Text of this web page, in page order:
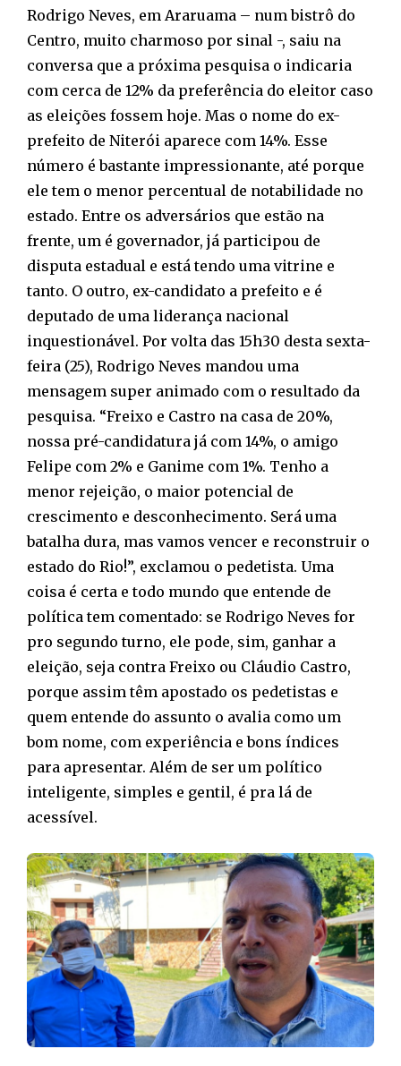
Rodrigo Neves, em Araruama – num bistrô do
Centro, muito charmoso por sinal -, saiu na
conversa que a próxima pesquisa o indicaria
com cerca de 12% da preferência do eleitor caso
as eleições fossem hoje. Mas o nome do ex-
prefeito de Niterói aparece com 14%. Esse
número é bastante impressionante, até porque
ele tem o menor percentual de notabilidade no
estado. Entre os adversários que estão na
frente, um é governador, já participou de
disputa estadual e está tendo uma vitrine e
tanto. O outro, ex-candidato a prefeito e é
deputado de uma liderança nacional
inquestionável. Por volta das 15h30 desta sexta-
feira (25), Rodrigo Neves mandou uma
mensagem super animado com o resultado da
pesquisa. “Freixo e Castro na casa de 20%,
nossa pré-candidatura já com 14%, o amigo
Felipe com 2% e Ganime com 1%. Tenho a
menor rejeição, o maior potencial de
crescimento e desconhecimento. Será uma
batalha dura, mas vamos vencer e reconstruir o
estado do Rio!”, exclamou o pedetista. Uma
coisa é certa e todo mundo que entende de
política tem comentado: se Rodrigo Neves for
pro segundo turno, ele pode, sim, ganhar a
eleição, seja contra Freixo ou Cláudio Castro,
porque assim têm apostado os pedetistas e
quem entende do assunto o avalia como um
bom nome, com experiência e bons índices
para apresentar. Além de ser um político
inteligente, simples e gentil, é pra lá de
acessível.